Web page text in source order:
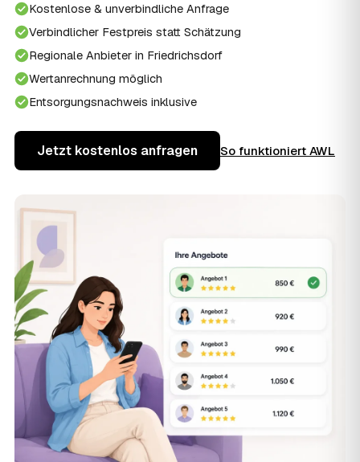
Kostenlose & unverbindliche Anfrage
Verbindlicher Festpreis statt Schätzung
Regionale Anbieter in Friedrichsdorf
Wertanrechnung möglich
Entsorgungsnachweis inklusive
Jetzt kostenlos anfragen So funktioniert AWL